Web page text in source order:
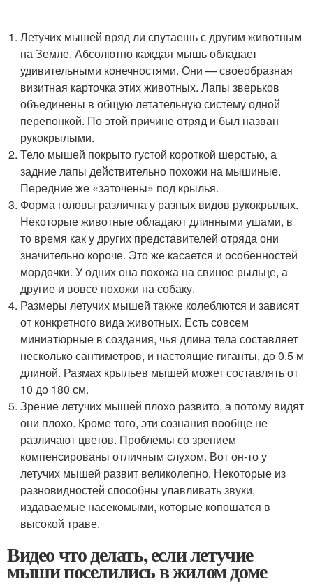
Летучих мышей вряд ли спутаешь с другим животным
на Земле. Абсолютно каждая мышь обладает
удивительными конечностями. Они — своеобразная
визитная карточка этих животных. Лапы зверьков
объединены в общую летательную систему одной
перепонкой. По этой причине отряд и был назван
рукокрылыми.
Тело мышей покрыто густой короткой шерстью, а
задние лапы действительно похожи на мышиные.
Передние же «заточены» под крылья.
Форма головы различна у разных видов рукокрылых.
Некоторые животные обладают длинными ушами, в
то время как у других представителей отряда они
значительно короче. Это же касается и особенностей
мордочки. У одних она похожа на свиное рыльце, а
другие и вовсе похожи на собаку.
Размеры летучих мышей также колеблются и зависят
от конкретного вида животных. Есть совсем
миниатюрные в создания, чья длина тела составляет
несколько сантиметров, и настоящие гиганты, до 0.5 м
длиной. Размах крыльев мышей может составлять от
10 до 180 см.
Зрение летучих мышей плохо развито, а потому видят
они плохо. Кроме того, эти сознания вообще не
различают цветов. Проблемы со зрением
компенсированы отличным слухом. Вот он-то у
летучих мышей развит великолепно. Некоторые из
разновидностей способны улавливать звуки,
издаваемые насекомыми, которые копошатся в
высокой траве.
Видео что делать, если летучие
мыши поселились в жилом доме